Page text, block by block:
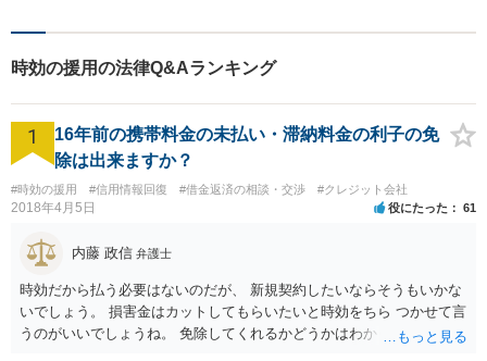
時効の援用の法律Q&Aランキング
1
16年前の携帯料金の未払い・滞納料金の利子の免
除は出来ますか？
#時効の援用 #信用情報回復 #借金返済の相談・交渉 #クレジット会社
2018年4月5日 役にたった 61
内藤 政信 弁護士
時効だから払う必要はないのだが、 新規契約したいならそうもいかな
いでしょう。 損害金はカットしてもらいたいと時効をちら つかせて言
うのがいいでしょうね。 免除してくれるかどうかはわかりませんが。